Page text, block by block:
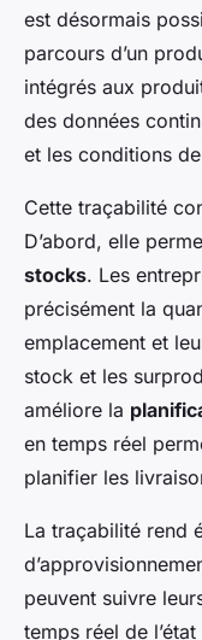
est désormais
parcours d’un
intégrés aux
des données
et les conditions
Cette traçabilité
D’abord, elle
stocks. Les
précisément la
emplacement et
stock et les
améliore la
en temps réel
planifier les
La traçabilité rend
peuvent suivre
temps réel de